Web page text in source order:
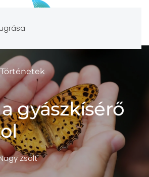
Történetek
gyászkísérő
Zsolt